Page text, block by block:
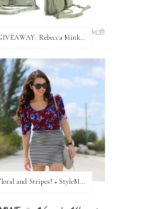
GIVEAWAY: Rebecca Minkoff Bag!
Floral and Stripes! + StyleMint GIVEAWAY!